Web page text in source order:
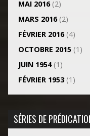
MAI 2016(2)
MARS 2016(2)
FÉVRIER 2016(4)
OCTOBRE 2015(1)
JUIN 1954(1)
FÉVRIER 1953(1)
SÉRIES DE